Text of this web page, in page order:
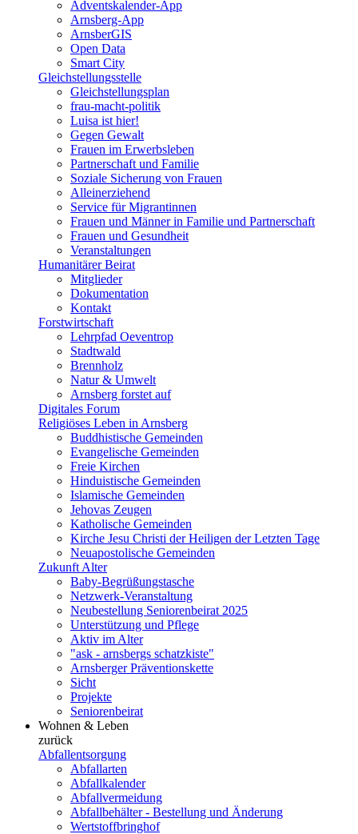
Adventskalender-App
Arnsberg-App
ArnsberGIS
Open Data
Smart City
Gleichstellungsstelle
Gleichstellungsplan
frau-macht-politik
Luisa ist hier!
Gegen Gewalt
Frauen im Erwerbsleben
Partnerschaft und Familie
Soziale Sicherung von Frauen
Alleinerziehend
Service für Migrantinnen
Frauen und Männer in Familie und Partnerschaft
Frauen und Gesundheit
Veranstaltungen
Humanitärer Beirat
Mitglieder
Dokumentation
Kontakt
Forstwirtschaft
Lehrpfad Oeventrop
Stadtwald
Brennholz
Natur & Umwelt
Arnsberg forstet auf
Digitales Forum
Religiöses Leben in Arnsberg
Buddhistische Gemeinden
Evangelische Gemeinden
Freie Kirchen
Hinduistische Gemeinden
Islamische Gemeinden
Jehovas Zeugen
Katholische Gemeinden
Kirche Jesu Christi der Heiligen der Letzten Tage
Neuapostolische Gemeinden
Zukunft Alter
Baby-Begrüßungstasche
Netzwerk-Veranstaltung
Neubestellung Seniorenbeirat 2025
Unterstützung und Pflege
Aktiv im Alter
"ask - arnsbergs schatzkiste"
Arnsberger Präventionskette
Sicht
Projekte
Seniorenbeirat
Wohnen & Leben
zurück
Abfallentsorgung
Abfallarten
Abfallkalender
Abfallvermeidung
Abfallbehälter - Bestellung und Änderung
Wertstoffbringhof